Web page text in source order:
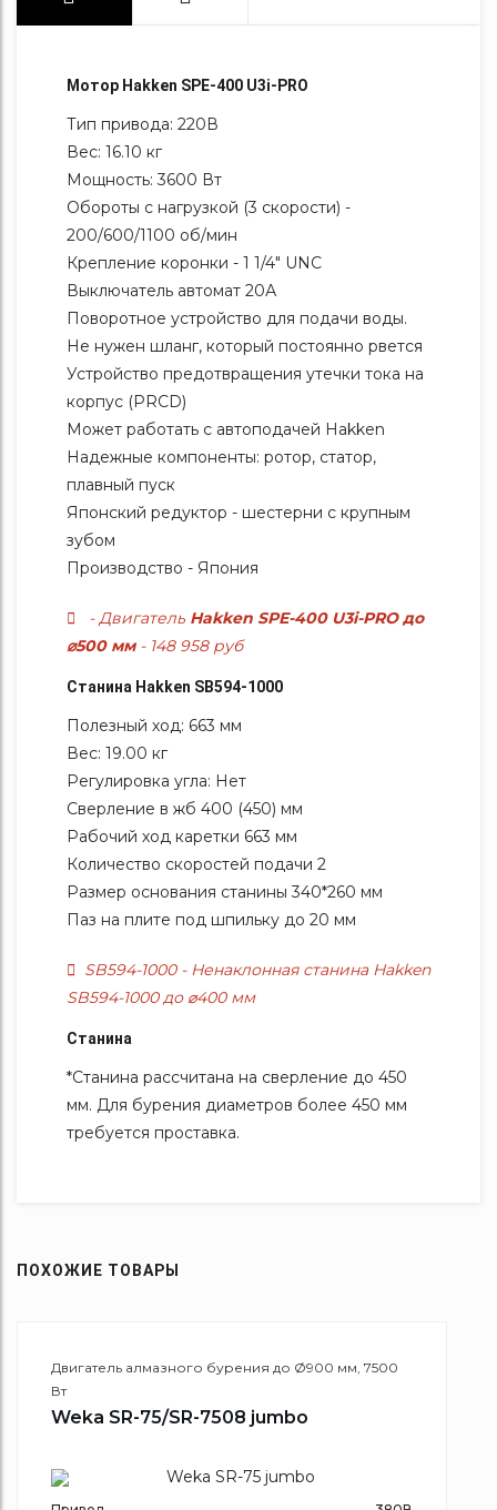
Мотор Hakken SPE-400 U3i-PRO
Тип привода: 220В
Вес: 16.10 кг
Мощность: 3600 Вт
Обороты с нагрузкой (3 скорости) -
200/600/1100 об/мин
Крепление коронки - 1 1/4" UNC
Выключатель автомат 20А
Поворотное устройство для подачи воды.
Не нужен шланг, который постоянно рвется
Устройство предотвращения утечки тока на
корпус (PRCD)
Может работать с автоподачей Hakken
Надежные компоненты: ротор, статор,
плавный пуск
Японский редуктор - шестерни с крупным
зубом
Производство - Япония
- Двигатель Hakken SPE-400 U3i-PRO до
⌀500 мм- 148 958 руб
Станина Hakken SB594-1000
Полезный ход: 663 мм
Вес: 19.00 кг
Регулировка угла: Нет
Сверление в жб 400 (450) мм
Рабочий ход каретки 663 мм
Количество скоростей подачи 2
Размер основания станины 340*260 мм
Паз на плите под шпильку до 20 мм
SB594-1000 - Ненаклонная станина Hakken
SB594-1000 до ⌀400 мм
Станина
*Станина рассчитана на сверление до 450
мм. Для бурения диаметров более 450 мм
требуется проставка.
ПОХОЖИЕ ТОВАРЫ
Двигатель алмазного бурения до Ø900 мм, 7500
Вт
Weka SR-75/SR-7508 jumbo